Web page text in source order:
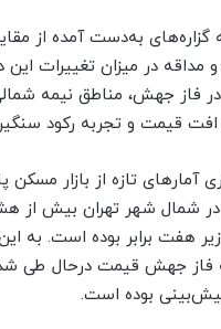
گزاره‌های به‌دست آمده از
مداقه در میزان تغییرات
فاز جهش، مناطق نیمه
قیمت و تجربه رکود
آمارهای تازه از بازار
شمال شهر تهران بیش از
زیر هفت برابر بوده است.
فاز جهش قیمت درحال طی
پیش‌بینی بوده است.